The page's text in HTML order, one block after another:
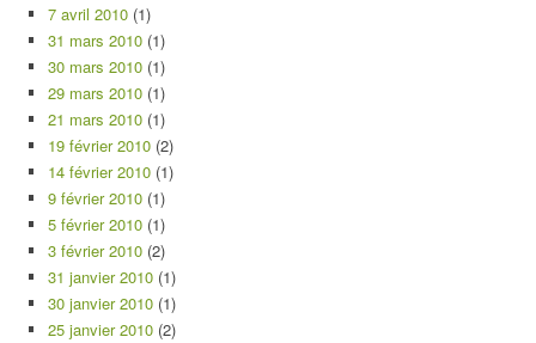
7 avril 2010 (1)
31 mars 2010 (1)
30 mars 2010 (1)
29 mars 2010 (1)
21 mars 2010 (1)
19 février 2010 (2)
14 février 2010 (1)
9 février 2010 (1)
5 février 2010 (1)
3 février 2010 (2)
31 janvier 2010 (1)
30 janvier 2010 (1)
25 janvier 2010 (2)